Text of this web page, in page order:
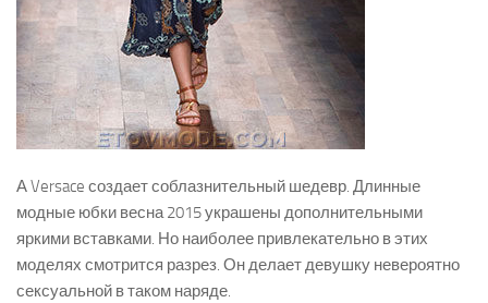
А Versace создает соблазнительный шедевр. Длинные
модные юбки весна 2015 украшены дополнительными
яркими вставками. Но наиболее привлекательно в этих
моделях смотрится разрез. Он делает девушку невероятно
сексуальной в таком наряде.